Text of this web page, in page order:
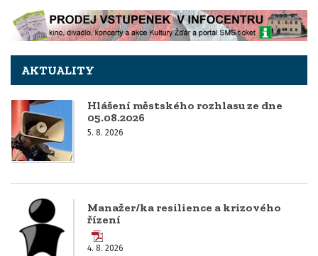
AKTUALITY
Hlášení městského rozhlasu ze dne
05.08.2026
5. 8. 2026
Manažer/ka resilience a krizového
řízení
4. 8. 2026